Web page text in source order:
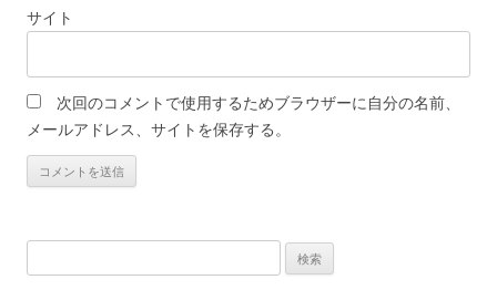
サイト
次回のコメントで使用するためブラウザーに自分の名前、
メールアドレス、サイトを保存する。
索: